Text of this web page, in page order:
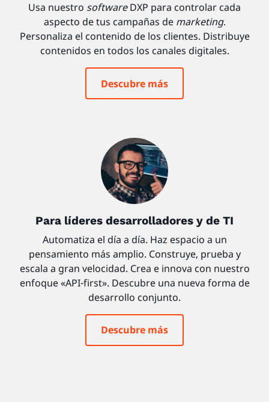
Usa nuestro softwareDXP para controlar cada
aspecto de tus campañas de marketing.
Personaliza el contenido de los clientes. Distribuye
contenidos en todos los canales digitales.
Descubre más
Para líderes desarrolladores y de TI
Automatiza el día a día. Haz espacio a un
pensamiento más amplio. Construye, prueba y
escala a gran velocidad. Crea e innova con nuestro
enfoque «API-first». Descubre una nueva forma de
desarrollo conjunto.
Descubre más